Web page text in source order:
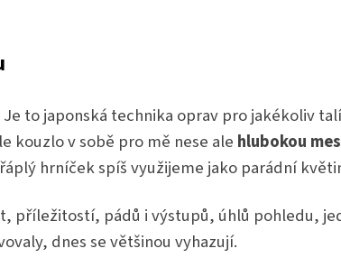
Je tojaponská technika oprav pro jakékoliv
kouzlo v sobě pro mě nese ale hlubokou
hrníček spíš využijeme jako parádní
příležitostí, pádů i výstupů, úhlů pohledu,
dnes se většinou vyhazují.